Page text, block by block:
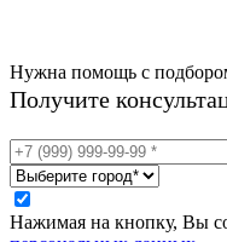
Нужна помощь с
Получите
Нажимая на кнопку, Вы